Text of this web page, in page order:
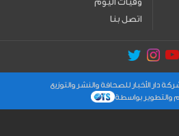
اتصل بنا
دار الأخبار للصحافة والنشر والتوزيع
والتطوير بواسطة